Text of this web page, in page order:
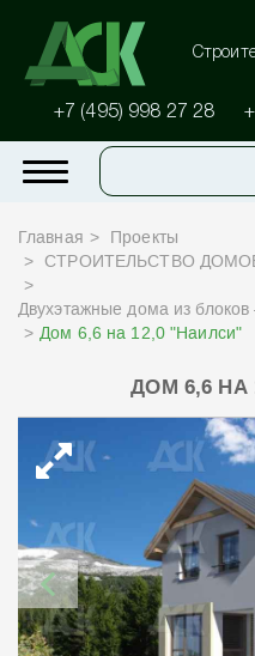
+7 (495) 998 27 28
Главная
Проекты
СТРОИТЕЛЬСТВО
Двухэтажные дома из
Дом 6,6 на 12,0 "Наилси"
ДОМ 6,6 НА